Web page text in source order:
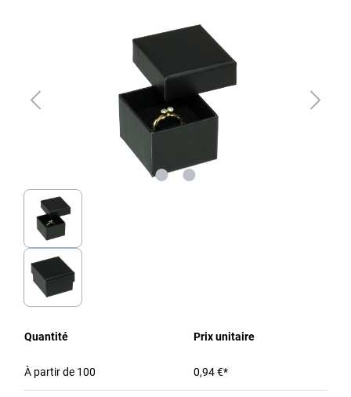
Quantité Prix unitaire
À partir de 100 0,94 €*